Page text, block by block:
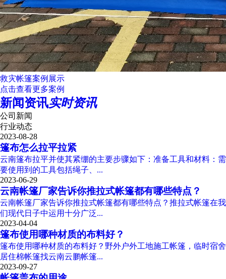
救灾帐篷案例展示
点击查看更多案例
新闻资讯实时资讯
公司新闻
行业动态
2023-08-28
篷布怎么拉平拉紧
云南篷布拉平并使其紧绷的主要步骤如下：准备工具和材料：需
要使用到的工具包括绳子、...
2023-06-29
云南帐篷厂家告诉你推拉式帐篷都有哪些特点？
云南帐篷厂家告诉你推拉式帐篷都有哪些特点？推拉式帐篷在我
们现代日子中运用十分广泛...
2023-04-04
篷布使用哪种材质的布料好？
篷布使用哪种材质的布料好？野外户外工地施工帐篷，临时宿舍
居住棉帐篷找云南云鹏帐篷...
2023-09-27